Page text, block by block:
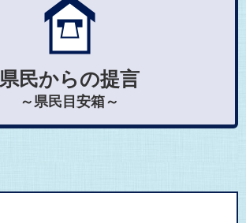
県民からの提言
～県民目安箱～